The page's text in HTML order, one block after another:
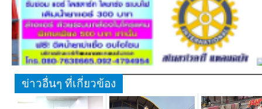
ข่าวอื่นๆ ที่เกี่ยวข้อง